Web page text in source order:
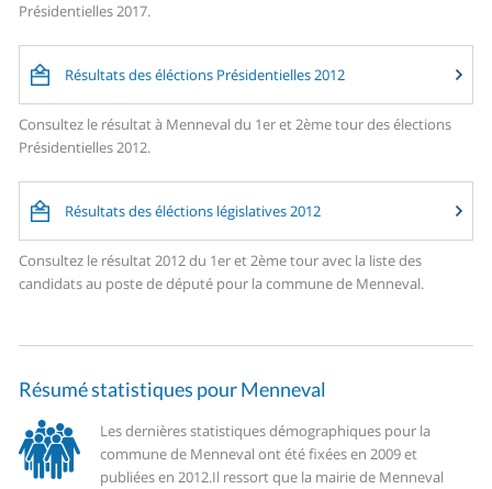
Présidentielles 2017.
Résultats des éléctions Présidentielles 2012
Consultez le résultat à Menneval du 1er et 2ème tour des élections
Présidentielles 2012.
Résultats des éléctions législatives 2012
Consultez le résultat 2012 du 1er et 2ème tour avec la liste des
candidats au poste de député pour la commune de Menneval.
Résumé statistiques pour Menneval
Les dernières statistiques démographiques pour la
commune de Menneval ont été fixées en 2009 et
publiées en 2012.Il ressort que la mairie de Menneval